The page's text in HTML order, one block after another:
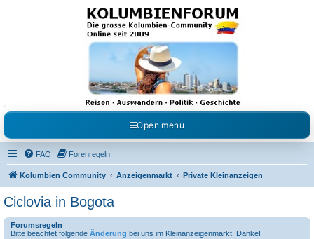
Kolumbienforum - Das
grosse Forum der
Freunde Kolumbiens
Reisen, Auswandern, Kultur, Politik, Geschichte und Visum in Kolumbien und Venezuela.
Austausch, Erfahrungen und Gemeinschaft im Kolumbienforum
Open menu
FAQ Forenregeln
Kolumbien Community Anzeigenmarkt Private Kleinanzeigen
Ciclovia in Bogota
Forumsregeln
Bitte beachtet folgende Änderung bei uns im Kleinanzeigenmarkt. Danke!